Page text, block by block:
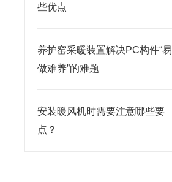
些优点
养护窑采暖装置解决PC构件“易
做难养”的难题
安装暖风机时需要注意哪些要
点？